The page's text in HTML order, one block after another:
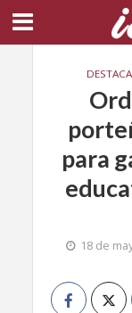
para
18 de